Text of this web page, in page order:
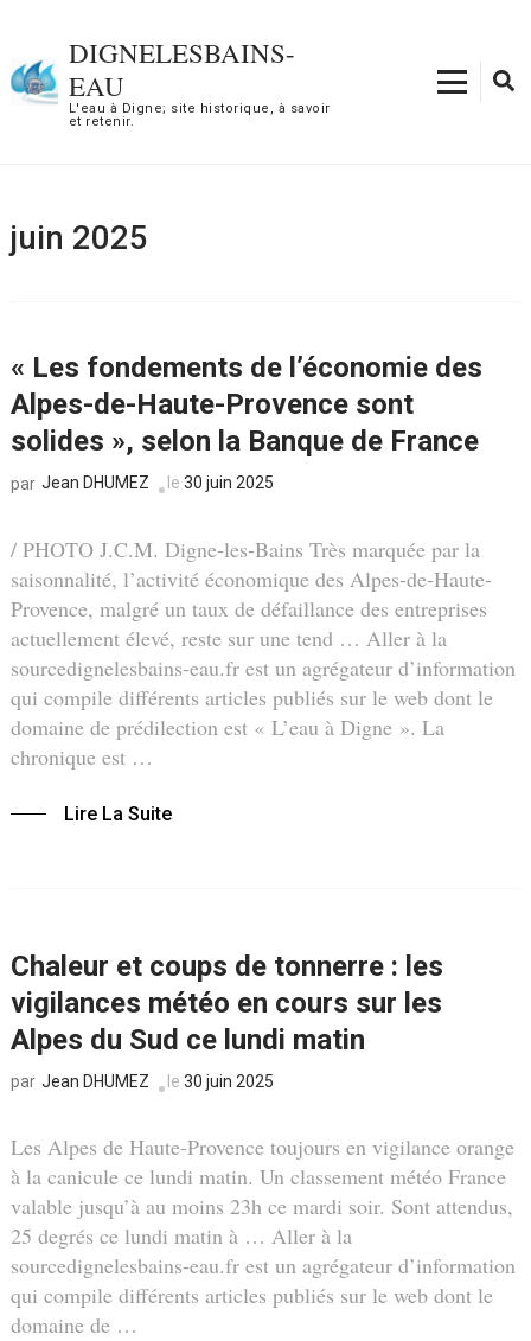
contenu
(Pressez
DIGNELESBAINS-
EAU
L'eau à Digne; site historique, à savoir
et retenir.
juin 2025
« Les fondements de l’économie des
Alpes-de-Haute-Provence sont
solides », selon la Banque de France
par Jean DHUMEZ le 30 juin 2025
/ PHOTO J.C.M. Digne-les-Bains Très marquée par la
saisonnalité, l’activité économique des Alpes-de-Haute-
Provence, malgré un taux de défaillance des entreprises
actuellement élevé, reste sur une tend … Aller à la
sourcedignelesbains-eau.fr est un agrégateur d’information
qui compile différents articles publiés sur le web dont le
domaine de prédilection est « L’eau à Digne ». La
chronique est …
Lire La Suite
Chaleur et coups de tonnerre : les
vigilances météo en cours sur les
Alpes du Sud ce lundi matin
par Jean DHUMEZ le 30 juin 2025
Les Alpes de Haute-Provence toujours en vigilance orange
à la canicule ce lundi matin. Un classement météo France
valable jusqu’à au moins 23h ce mardi soir. Sont attendus,
25 degrés ce lundi matin à … Aller à la
sourcedignelesbains-eau.fr est un agrégateur d’information
qui compile différents articles publiés sur le web dont le
domaine de …